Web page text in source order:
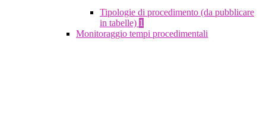
Tipologie di procedimento (da pubblicare
in tabelle) 1
Monitoraggio tempi procedimentali